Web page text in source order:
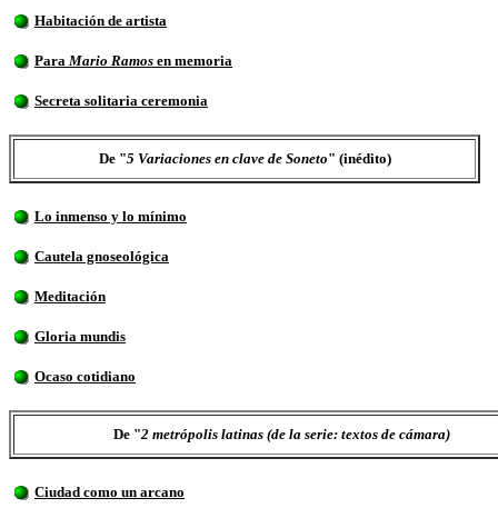
Habitación de artista
Para Mario Ramos en memoria
Secreta solitaria ceremonia
De "5 Variaciones en clave de Soneto" (inédito)
Lo inmenso y lo mínimo
Cautela gnoseológica
Meditación
Gloria mundis
Ocaso cotidiano
De "2 metrópolis latinas (de la serie: textos de cámara)
Ciudad como un arcano